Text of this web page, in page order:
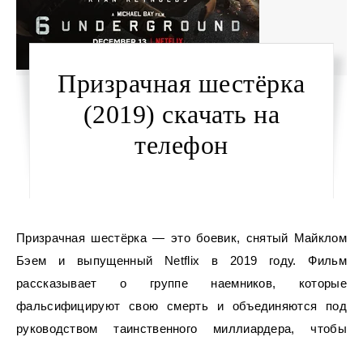
Призрачная шестёрка
(2019) скачать на
телефон
Призрачная шестёрка — это боевик, снятый Майклом
Бэем и выпущенный Netflix в 2019 году. Фильм
рассказывает о группе наемников, которые
фальсифицируют свою смерть и объединяются под
руководством таинственного миллиардера, чтобы